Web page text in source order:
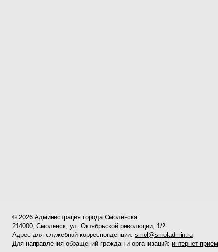
© 2026 Администрация города Смоленска
214000, Смоленск,ул. Октябрьской революции, 1/2
Адрес для служебной корреспонденции:smol@smoladmin.ru
Для направления обращений граждан и организаций: интернет-